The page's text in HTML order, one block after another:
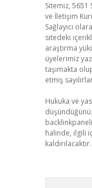
Sitemiz, 5651
ve İletişim
Sağlayıcı
sitedeki
araştırma
üyelerimiz
taşımakta
etmiş
Hukuka ve
halinde, ilgili
kaldırılacaktır.